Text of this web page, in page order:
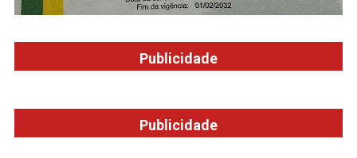
Publicidade
Publicidade